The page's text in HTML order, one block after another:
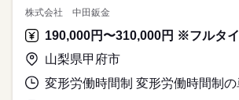
株式会社 中田鈑金
山梨県甲府市